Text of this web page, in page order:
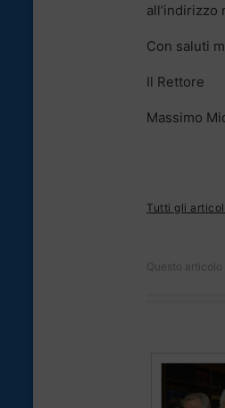
all’indirizzo
Con saluti
Il Rettore
Massimo
Tutti gli
Questo